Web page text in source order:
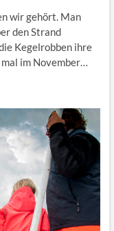
wir gehört. Man
den Strand
Kegelrobben ihre
im November…